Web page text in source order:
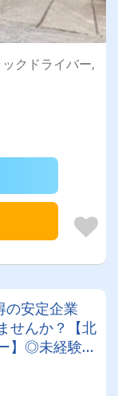
クドライバー,
の安定企業
せんか？【北
】◎未経験歓
（昨年度実